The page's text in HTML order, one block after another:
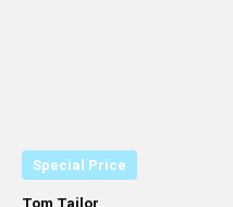
Special Price